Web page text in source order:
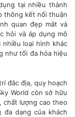
tại nhiều thành
thông kết nối thuận
quan đẹp mắt và
hỏi và áp dụng mô
loại hình khác
như tối đa hóa hiệu
đắc địa, quy hoạch
World còn sở hữu
chất lượng cao theo
dạng của khách